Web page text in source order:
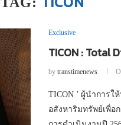
Exclusive
TICON : Total
by transtimenews
TICON ’ ผู้นำการ
อสังหาริมทรัพย์เพื่อ